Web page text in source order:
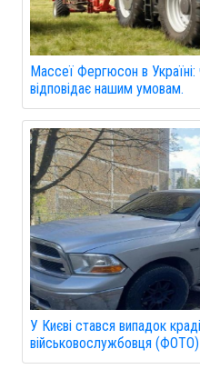
Массеї Фергюсон в Україні:
відповідає нашим умовам.
У Києві стався випадок
військовослужбовця (ФОТО)